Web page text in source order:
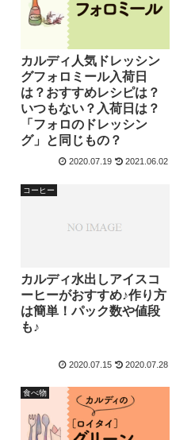
カルディ人気ドレッシン
グフォロミール入荷日
は？おすすめレシピは？
いつもない？入荷日は？
「フォロのドレッシン
グ」と同じもの？
2020.07.19 2021.06.02
コーヒー
カルディ水出しアイスコ
ーヒーがおすすめ♪作り方
は簡単！パック数や値段
も♪
2020.07.15 2020.07.28
食べ物